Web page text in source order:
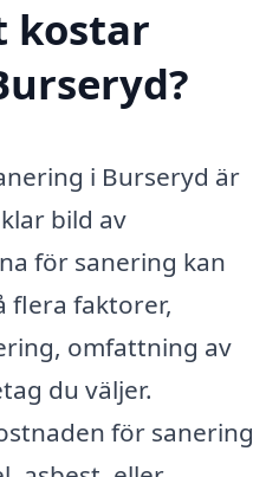
kostar
i Burseryd är
bild av
för sanering kan
flera faktorer,
omfattning av
du väljer.
för sanering